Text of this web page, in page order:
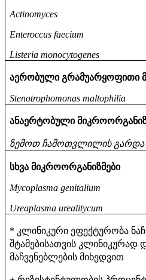
Actinomyces
Enteroccus faecium
Listeria monocytogenes
აერობულიგრამუარყოფითი
Stenotrophomonas maltophilia
ანაერტობული
ზემოთ ჩამოთვლილისგარდა
სხვამიკროორგანიზმები
Mycoplasma genitalium
Ureaplasma urealitycum
* კლინიკური ეფექტურობა
შტამებისათვის კლინიკურად
მაჩვენებლებისმიხედვით